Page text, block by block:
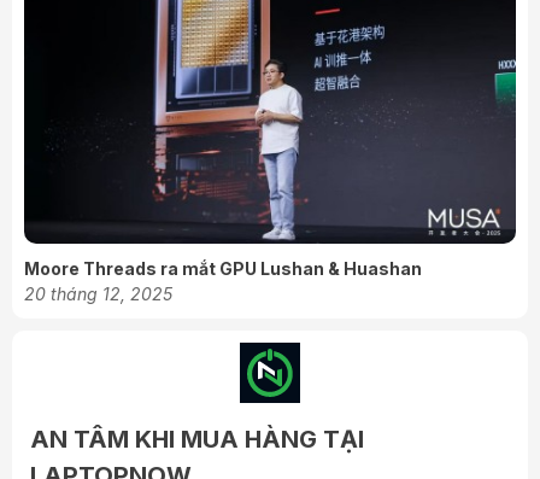
Moore Threads ra mắt GPU Lushan & Huashan
20 tháng 12, 2025
AN TÂM KHI MUA HÀNG TẠI